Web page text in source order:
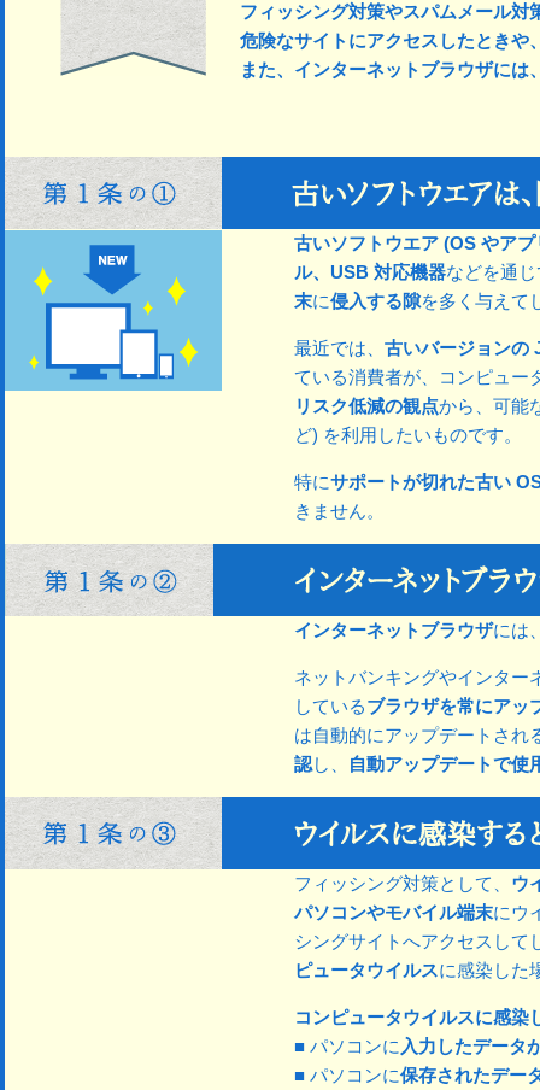
フィッシング対策やスパムメール対
危険なサイトにアクセスしたときや
また、インターネットブラウザに
古いソフトウエア (OS やア
ル、USB 対応機器などを通
末に侵入する隙を多く与えて
最近では、 古いバージョンの
ている消費者が、コンピュー
リスク低減の観点から、可能
ど) を利用したいものです。
特にサポートが切れた古い
きません。
インターネットブラウザには
ネットバンキングやインター
しているブラウザを常にアッ
は自動的にアップデートされ
認し、 自動アップデートで使
フィッシング対策として、 ウ
パソコンやモバイル端末にウ
シングサイトへアクセスして
ピュータウイルスに感染した
コンピュータウイルスに感
■ パソコンに 入力したデータ
■ パソコンに保存されたデー